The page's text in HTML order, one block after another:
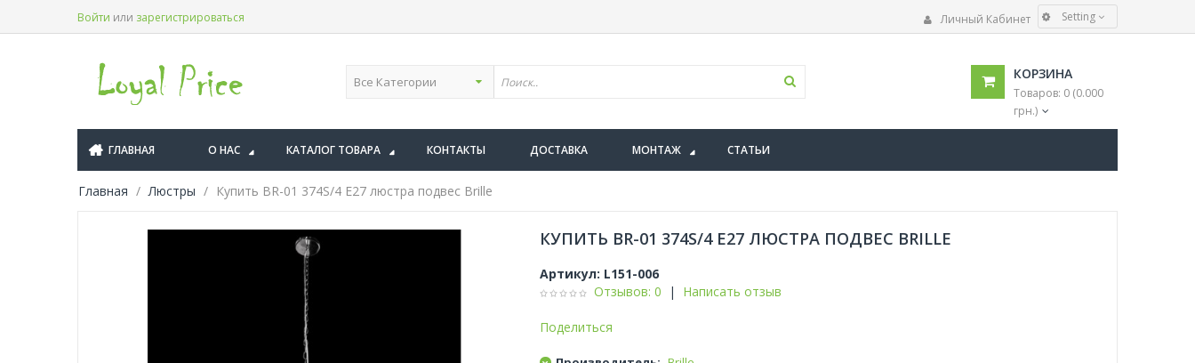
Войти или зарегистрироваться Личный Кабинет Setting
Українська
Русский
ВАЛЮТА
КОРЗИНА
Товаров: 0 (0.000
грн.)
ГЛАВНАЯ О НАС КАТАЛОГ ТОВАРА КОНТАКТЫ ДОСТАВКА МОНТАЖ СТАТЬИ
Главная Люстры Купить BR-01 374S/4 E27 люстра подвес Brille
КУПИТЬ BR-01 374S/4 E27 ЛЮСТРА ПОДВЕС BRILLE
Артикул: L151-006
Отзывов: 0 | Написать отзыв
Поделиться